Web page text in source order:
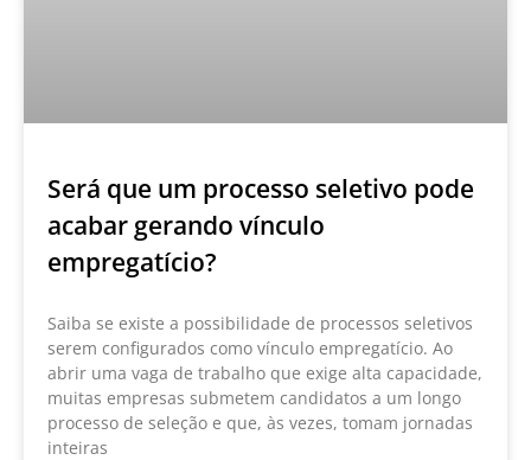
Será que um processo seletivo pode
acabar gerando vínculo
empregatício?
Saiba se existe a possibilidade de processos seletivos
serem configurados como vínculo empregatício. Ao
abrir uma vaga de trabalho que exige alta capacidade,
muitas empresas submetem candidatos a um longo
processo de seleção e que, às vezes, tomam jornadas
inteiras